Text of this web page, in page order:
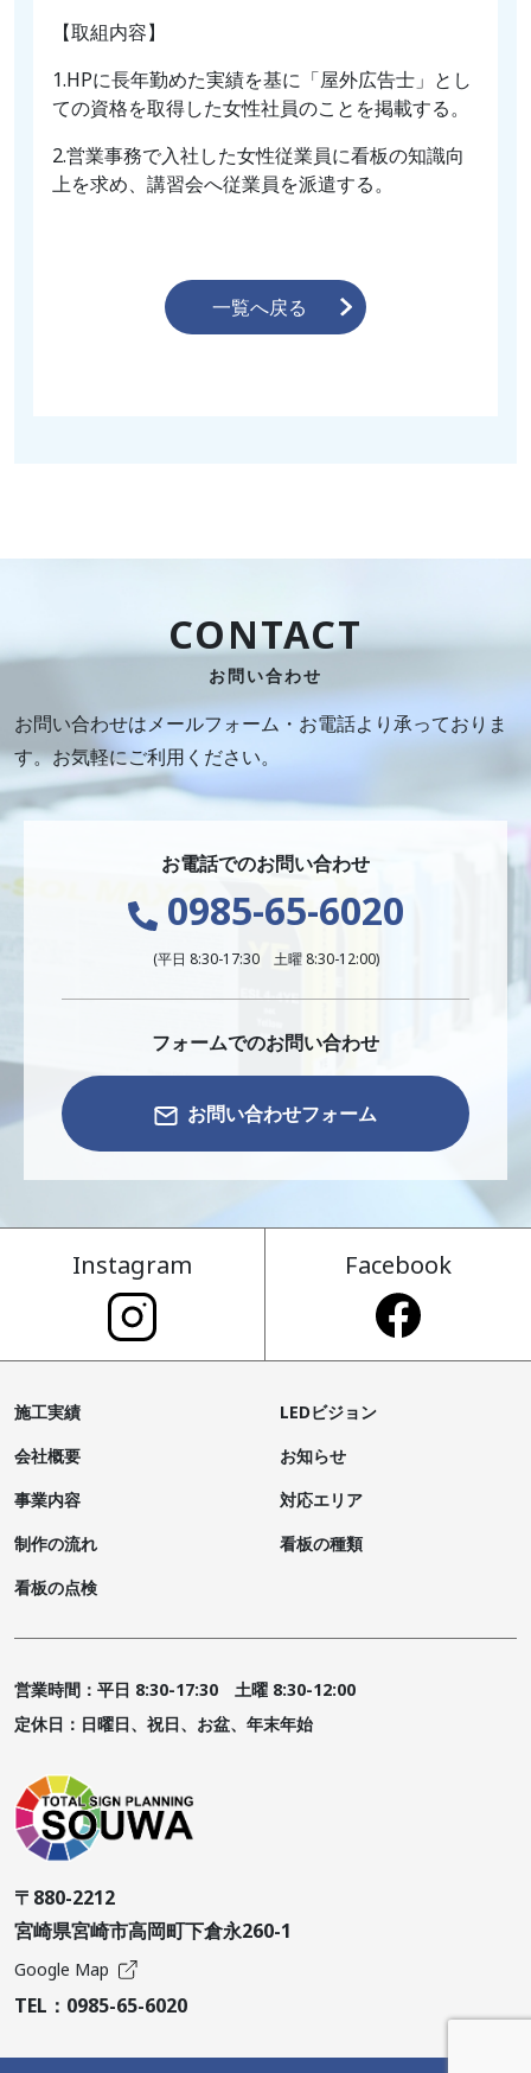
【取組内容】
1.HPに長年勤めた実績を基に「屋外広告士」とし
ての資格を取得した女性社員のことを掲載する。
2.営業事務で入社した女性従業員に看板の知識向
上を求め、講習会へ従業員を派遣する。
一覧へ戻る
CONTACT
お問い合わせ
お問い合わせはメールフォーム・お電話より承っておりま
す。お気軽にご利用ください。
お電話でのお問い合わせ
0985-65-6020
(平日 8:30-17:30 土曜 8:30-12:00)
フォームでのお問い合わせ
お問い合わせフォーム
Instagram Facebook
〒880-2212
宮崎県宮崎市高岡町下倉永260-1
Google Map
TEL： 0985-65-6020
施工実績
LEDビジョン
会社概要
お知らせ
事業内容
対応エリア
制作の流れ
看板の種類
看板の点検
営業時間：平日 8:30-17:30 土曜 8:30-12:00
定休日：日曜日、祝日、お盆、年末年始